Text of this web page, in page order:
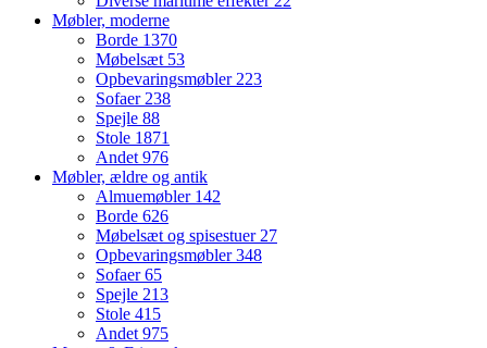
Møbler, moderne
Borde 1370
Møbelsæt 53
Opbevaringsmøbler223
Sofaer238
Spejle 88
Stole 1871
Andet976
Møbler, ældre og antik
Almuemøbler 142
Borde 626
Møbelsæt og spisestuer27
Opbevaringsmøbler348
Sofaer65
Spejle 213
Stole 415
Andet975